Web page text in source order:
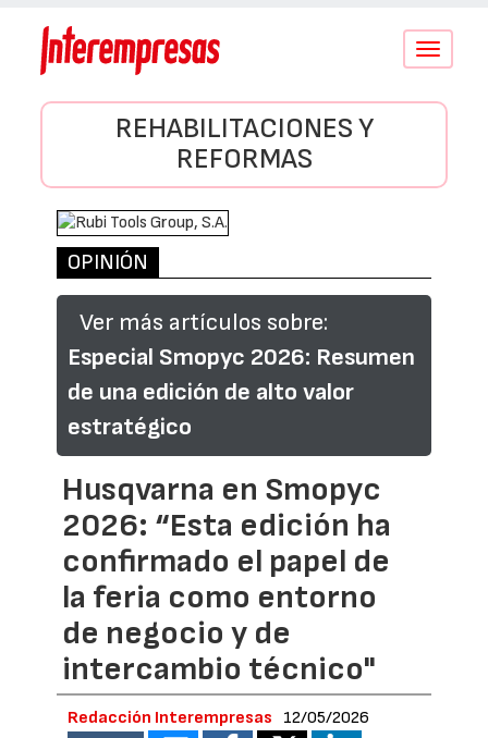
Conmutar
REHABILITACIONES Y
REFORMAS
OPINIÓN
Ver más artículos sobre:
Especial Smopyc 2026: Resumen
de una edición de alto valor
estratégico
Husqvarna en Smopyc
2026: “Esta edición ha
confirmado el papel de
la feria como entorno
de negocio y de
intercambio técnico"
Redacción Interempresas 12/05/2026